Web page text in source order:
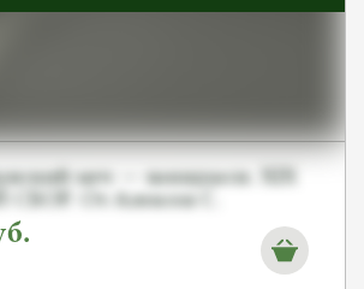
меч — вакидзаси. XIX
От Алексея С.